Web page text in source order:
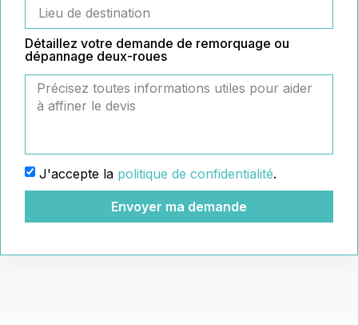
Détaillez votre demande de remorquage ou
dépannage deux-roues
J'accepte la politique de confidentialité.
Envoyer ma demande